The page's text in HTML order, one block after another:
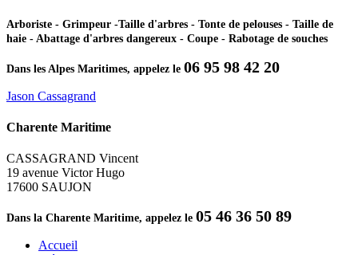
Arboriste - Grimpeur -Taille d'arbres - Tonte de pelouses - Taille de
haie - Abattage d'arbres dangereux - Coupe - Rabotage de souches
Dans les Alpes Maritimes, appelez le 06 95 98 42 20
Jason Cassagrand
Charente Maritime
CASSAGRAND Vincent
19 avenue Victor Hugo
17600 SAUJON
Dans la Charente Maritime, appelez le 05 46 36 50 89
Accueil